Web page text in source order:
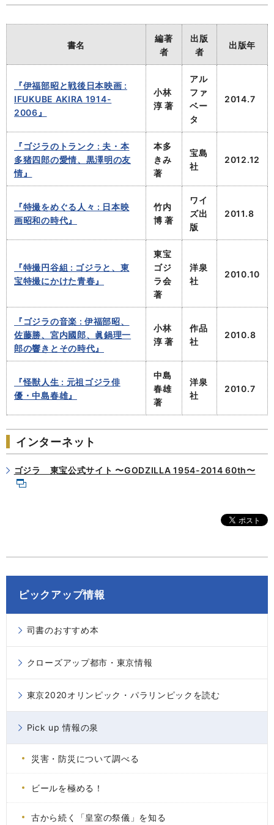
書名
編著
者
出版
者
出版年
『伊福部昭と戦後日本映画 :
IFUKUBE AKIRA 1914-
2006』
小林
淳 著
アル
ファ
ベー
タ
2014.7
『ゴジラのトランク : 夫・本
多猪四郎の愛情、黒澤明の友
情』
本多
きみ
著
宝島
社
2012.12
『特撮をめぐる人々 : 日本映
画昭和の時代』
竹内
博 著
ワイ
ズ出
版
2011.8
『特撮円谷組 : ゴジラと、東
宝特撮にかけた青春』
東宝
ゴジ
ラ会
著
洋泉
社
2010.10
『ゴジラの音楽 : 伊福部昭、
佐藤勝、宮内國郎、眞鍋理一
郎の響きとその時代』
小林
淳 著
作品
社
2010.8
『怪獣人生 : 元祖ゴジラ俳
優・中島春雄』
中島
春雄
著
洋泉
社
2010.7
インターネット
ゴジラ 東宝公式サイト 〜GODZILLA 1954-2014 60th〜
ピックアップ情報
司書のおすすめ本
クローズアップ都市・東京情報
東京2020オリンピック・パラリンピックを読む
Pick up 情報の泉
災害・防災について調べる
ビールを極める！
古から続く「皇室の祭儀」を知る